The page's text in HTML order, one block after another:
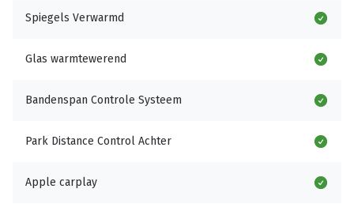
Spiegels Verwarmd
Glas warmtewerend
Bandenspan Controle Systeem
Park Distance Control Achter
Apple carplay